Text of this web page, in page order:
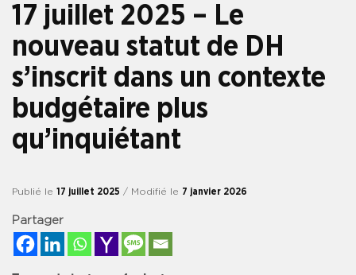
17 juillet 2025 – Le
nouveau statut de DH
s’inscrit dans un contexte
budgétaire plus
qu’inquiétant
Publié le 17 juillet 2025 / Modifié le 7 janvier 2026
Partager